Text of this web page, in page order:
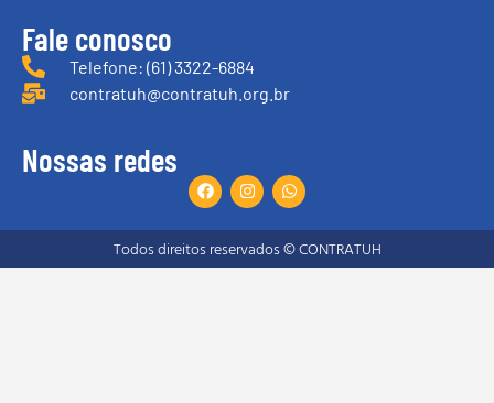
Fale conosco
Telefone: (61) 3322-6884
contratuh@contratuh.org.br
Nossas redes
Todos direitos reservados © CONTRATUH